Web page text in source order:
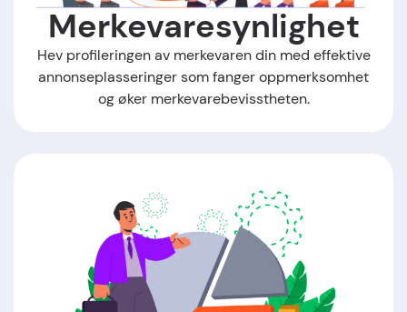
Merkevaresynlighet
Hev profileringen av merkevaren din med effektive
annonseplasseringer som fanger oppmerksomhet
og øker merkevarebevisstheten.